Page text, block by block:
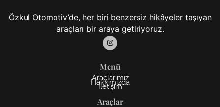
Özkul Otomotiv’de, her biri benzersiz hikâyeler taşıyan
araçları bir araya getiriyoruz.
Menü
Araçlarımız
Hakkımızda
İletişim
Araçlar